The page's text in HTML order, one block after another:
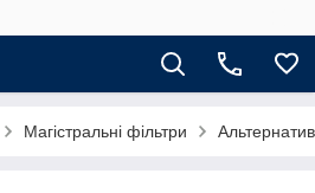
Магістральні фільтри